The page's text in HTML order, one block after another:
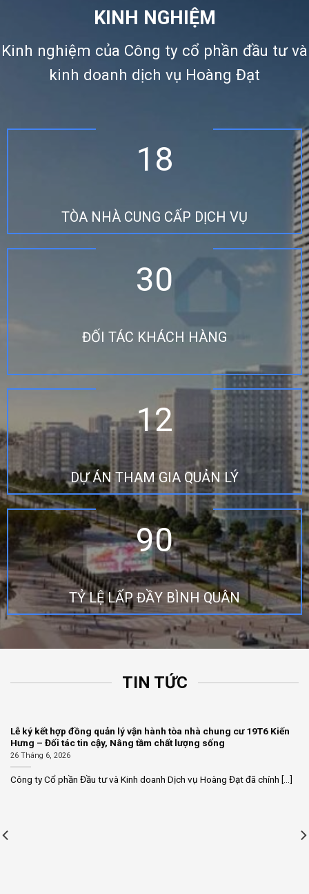
KINH NGHIỆM
Kinh nghiệm của Công ty cổ phần đầu tư và
kinh doanh dịch vụ Hoàng Đạt
18
TÒA NHÀ CUNG CẤP DỊCH VỤ
30
ĐỐI TÁC KHÁCH HÀNG
12
DỰ ÁN THAM GIA QUẢN LÝ
90
TỶ LỆ LẤP ĐẦY BÌNH QUÂN
TIN TỨC
Lễ ký kết hợp đồng quản lý vận hành tòa nhà chung cư 19T6 Kiến
Hưng – Đối tác tin cậy, Nâng tầm chất lượng sống
26 Tháng 6, 2026
Công ty Cổ phần Đầu tư và Kinh doanh Dịch vụ Hoàng Đạt đã chính [...]